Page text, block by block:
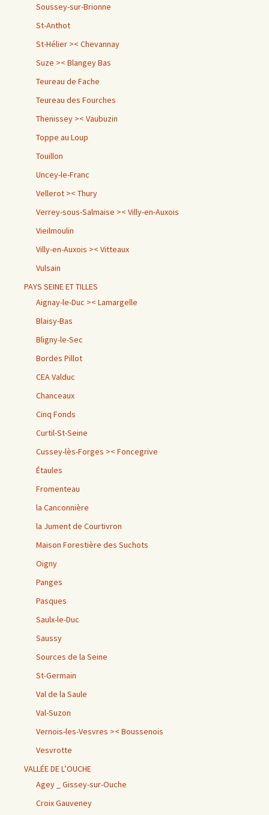
Soussey-sur-Brionne
St-Anthot
St-Hélier >< Chevannay
Suze >< Blangey Bas
Teureau de Fache
Teureau des Fourches
Thenissey >< Vaubuzin
Toppe au Loup
Touillon
Uncey-le-Franc
Vellerot >< Thury
Verrey-sous-Salmaise >< Villy-en-Auxois
Vieilmoulin
Villy-en-Auxois >< Vitteaux
Vulsain
PAYS SEINE ET TILLES
Aignay-le-Duc >< Lamargelle
Blaisy-Bas
Bligny-le-Sec
Bordes Pillot
CEA Valduc
Chanceaux
Cinq Fonds
Curtil-St-Seine
Cussey-lès-Forges >< Foncegrive
Étaules
Fromenteau
la Canconnière
la Jument de Courtivron
Maison Forestière des Suchots
Oigny
Panges
Pasques
Saulx-le-Duc
Saussy
Sources de la Seine
St-Germain
Val de la Saule
Val-Suzon
Vernois-les-Vesvres >< Boussenois
Vesvrotte
VALLÉE DE L’OUCHE
Agey _ Gissey-sur-Ouche
Croix Gauveney